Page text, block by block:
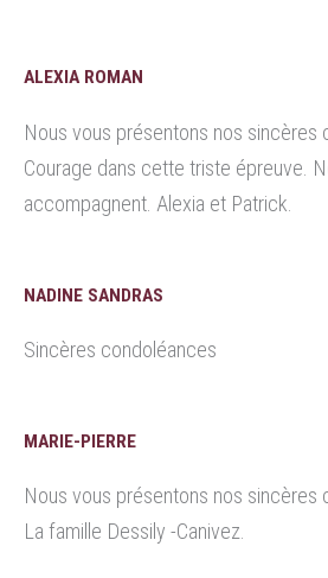
ALEXIA ROMAN
Nous vous présentons nos sincères
Courage dans cette triste épreuve.
accompagnent. Alexia et Patrick.
NADINE SANDRAS
Sincères condoléances
MARIE-PIERRE
Nous vous présentons nos sincères
La famille Dessily -Canivez.